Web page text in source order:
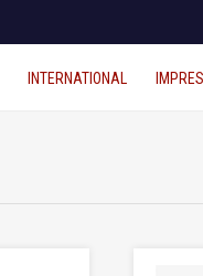
INTERNATIONAL